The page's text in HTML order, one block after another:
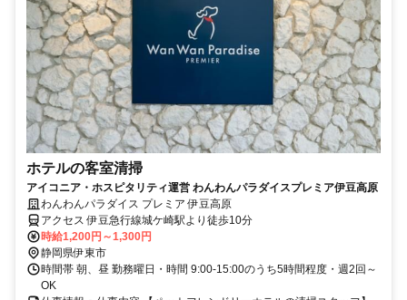
ホテルの客室清掃
アイコニア・ホスピタリティ運営 わんわんパラダイスプレミア伊豆高原
わんわんパラダイス プレミア 伊豆高原
アクセス 伊豆急行線城ケ崎駅より徒歩10分
時給1,200円～1,300円
静岡県伊東市
時間帯 朝、昼 勤務曜日・時間 9:00-15:00のうち5時間程度・週2回～
OK